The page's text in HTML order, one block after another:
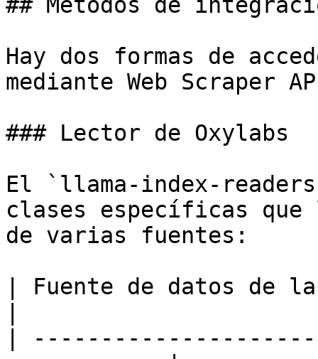
Hay dos formas de
mediante Web Scraper
### Lector de Oxylabs
El `llama-index-
clases específicas
de varias fuentes:
| Fuente de datos
|